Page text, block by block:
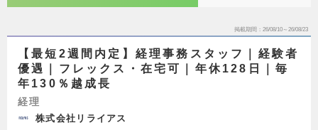
掲載期間 26/08/10～26/08/23
【最短2週間内定】経理事務スタッフ｜経験者
優遇｜フレックス・在宅可｜年休128日｜毎
年130％越成長
経理
株式会社リライアス